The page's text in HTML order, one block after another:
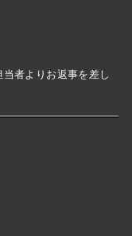
者よりお返事を差し